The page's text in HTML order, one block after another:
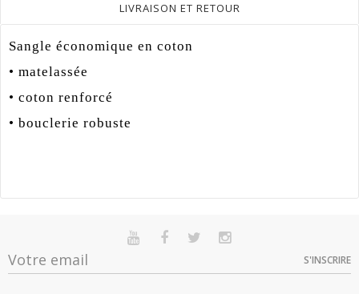
LIVRAISON ET RETOUR
Sangle économique en coton
• matelassée
• coton renforcé
• bouclerie robuste
Matière
Sur commande Indisponible
Option
Dispo
S'INSCRIRE